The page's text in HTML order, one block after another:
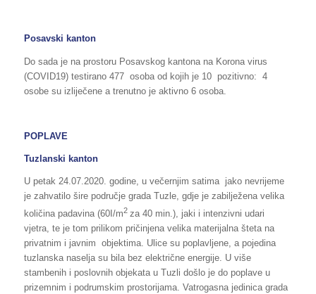
Posavski kanton
Do sada je na prostoru Posavskog kantona na Korona virus
(COVID19) testirano 477 osoba od kojih je 10 pozitivno: 4
osobe su izliječene a trenutno je aktivno 6 osoba.
POPLAVE
Tuzlanski kanton
U petak 24.07.2020. godine, u večernjim satima jako nevrijeme
je zahvatilo šire područje grada Tuzle, gdje je zabilježena velika
količina padavina (60I/m2 za 40 min.), jaki i intenzivni udari
vjetra, te je tom prilikom pričinjena velika materijalna šteta na
privatnim i javnim objektima. Ulice su poplavljene, a pojedina
tuzlanska naselja su bila bez električne energije. U više
stambenih i poslovnih objekata u Tuzli došlo je do poplave u
prizemnim i podrumskim prostorijama. Vatrogasna jedinica grada